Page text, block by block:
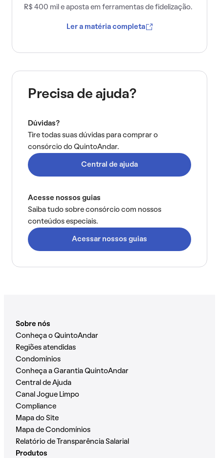
R$ 400 mil e aposta em ferramentas de fidelização.
Ler a matéria completa
Precisa de ajuda?
Dúvidas?
Tire todas suas dúvidas para comprar o
consórcio do QuintoAndar.
Central de ajuda
Acesse nossos guias
Saiba tudo sobre consórcio com nossos
conteúdos especiais.
Acessar nossos guias
Sobre nós
Conheça o QuintoAndar
Regiões atendidas
Condomínios
Conheça a Garantia QuintoAndar
Central de Ajuda
Canal Jogue Limpo
Compliance
Mapa do Site
Mapa de Condomínios
Relatório de Transparência Salarial
Produtos